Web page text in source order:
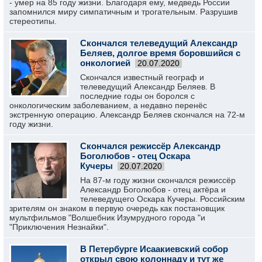
- умер на 85 году жизни. Благодаря ему, медведь России
запомнился миру симпатичным и трогательным. Разрушив
стереотипы.
Скончался телеведущий Александр
Беляев, долгое время боровшийся с
онкологией
20.07.2020
Скончался известный географ и
телеведущий Александр Беляев. В
последние годы он боролся с
онкологическим заболеванием, а недавно перенёс
экстренную операцию. Александр Беляев скончался на 72-м
году жизни.
Скончался режиссёр Александр
Боголюбов - отец Оскара
Кучеры
20.07.2020
На 87-м году жизни скончался режиссёр
Александр Боголюбов - отец актёра и
телеведущего Оскара Кучеры. Российским
зрителям он знаком в первую очередь как постановщик
мультфильмов "Волшебник Изумрудного города "и
"Приключения Незнайки".
В Петербурге Исаакиевский собор
открыл свою колоннаду и тут же